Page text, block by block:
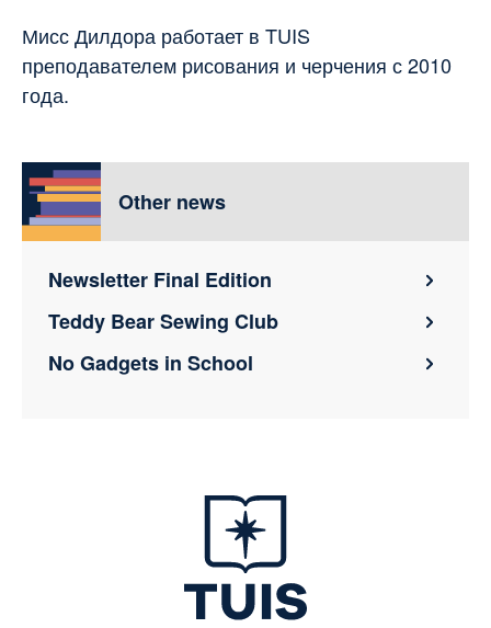
Мисс Дилдора работает в TUIS
преподавателем рисования и черчения с 2010
года.
Other news
Newsletter Final Edition
Teddy Bear Sewing Club
No Gadgets in School